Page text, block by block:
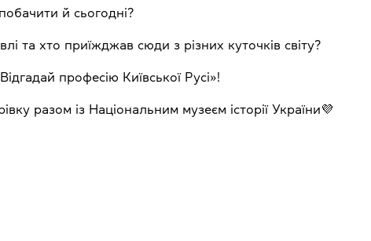
й сьогодні?
та хто приїжджав сюди з різних куточків світу?
професію Київської Русі»!
разом із Національним музеєм історії України💜